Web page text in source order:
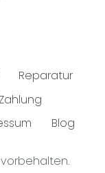
Reparatur
Blog